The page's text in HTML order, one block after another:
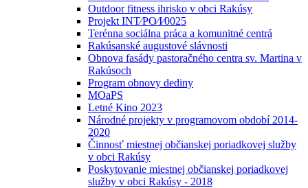
Outdoor fitness ihrisko v obci Rakúsy
Projekt INT⁄PO⁄I⁄0025
Terénna sociálna práca a komunitné centrá
Rakúsanské augustové slávnosti
Obnova fasády pastoračného centra sv. Martina v
Rakúsoch
Program obnovy dediny
MOaPS
Letné Kino 2023
Národné projekty v programovom období 2014-
2020
Činnosť miestnej občianskej poriadkovej služby
v obci Rakúsy
Poskytovanie miestnej občianskej poriadkovej
služby v obci Rakúsy - 2018